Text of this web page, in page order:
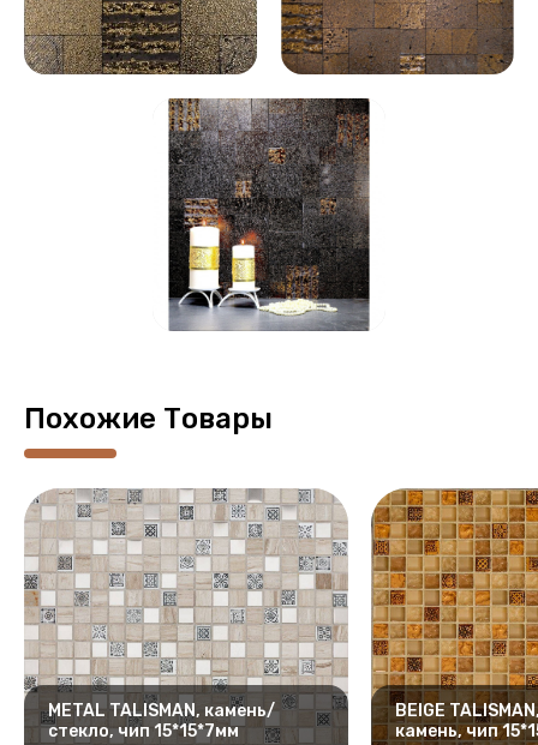
Похожие Товары
METAL TALISMAN, камень/
стекло, чип 15*15*7мм
BEIGE
камень, чип